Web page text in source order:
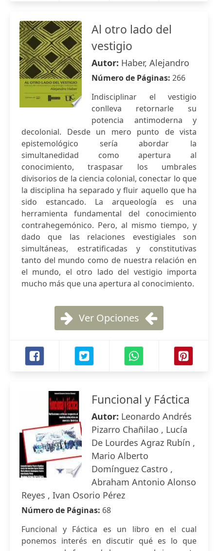
Al otro lado del
vestigio
Autor: Haber, Alejandro
Número de Páginas: 266
Indisciplinar el vestigio
conlleva retornarle su
potencia antimoderna y
decolonial. Desde un mero punto de vista
epistemológico sería abordar la
simultanedidad como apertura al
conocimiento, traspasar los umbrales
divisorios de la ciencia colonial, conectar lo que
la disciplina ha separado y fluir aquello que ha
sido estancado. La arqueología es una
herramienta fundamental del conocimiento
contrahegemónico. Pero, al mismo tiempo, y
dado que las relaciones evestigiales son
simultáneas, estratificadas y constitutivas
tanto del mundo como de nuestra relación en
el mundo, el otro lado del vestigio importa
mucho más que una apertura al conocimiento.
Ver Opciones
Funcional y Fáctica
Autor: Leonardo Andrés
Pizarro Chañilao , Lucía
De Lourdes Agraz Rubín ,
Mario Alberto
Domínguez Castro ,
Abraham Antonio Alonso
Reyes , Ivan Osorio Pérez
Número de Páginas: 68
Funcional y Fáctica es un libro en el cual
ponemos interés en discutir qué es lo que